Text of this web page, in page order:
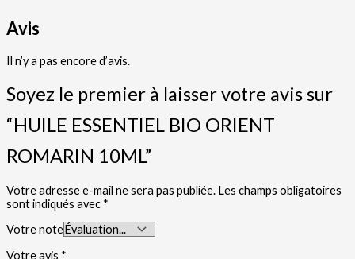
Avis
Il n’y a pas encore d’avis.
Soyez le premier à laisser votre avis sur
“HUILE ESSENTIEL BIO ORIENT
ROMARIN 10ML”
Votre adresse e-mail ne sera pas publiée. Les champs obligatoires
sont indiqués avec *
Votre note
Votre avis *